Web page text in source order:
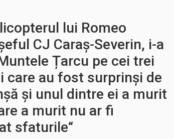
lui Romeo
CJ Caraș-Severin, i-a
Țarcu pe cei trei
care au fost surprinși de
și unul dintre ei a murit
a murit nu ar fi
sfaturile“